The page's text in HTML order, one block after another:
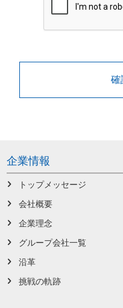
企業情報
トップメッセージ
会社概要
企業理念
グループ会社一覧
沿革
挑戦の軌跡